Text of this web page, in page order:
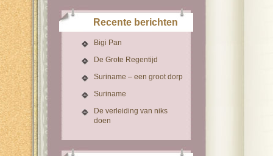
Recente berichten
Bigi Pan
De Grote Regentijd
Suriname – een groot dorp
Suriname
De verleiding van niks
doen